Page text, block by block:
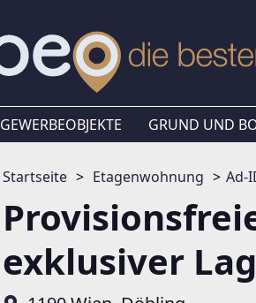
GEWERBEOBJEKTE GRUND UND
Startseite Etagenwohnung Ad-
exklusiver